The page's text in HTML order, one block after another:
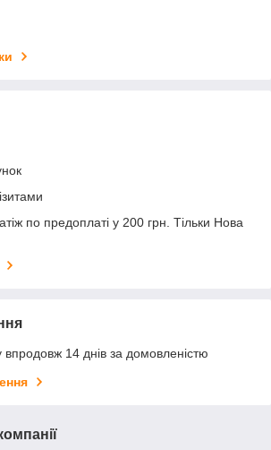
по предоплаті у 200 грн. Тільки Нова
14 днів за домовленістю